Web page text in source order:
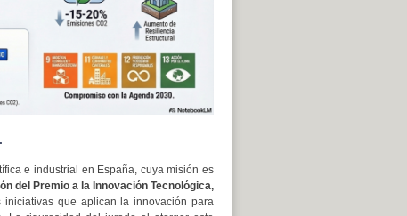
e industrial en España, cuya misión es
del Premio a la Innovación Tecnológica,
que aplican la innovación para